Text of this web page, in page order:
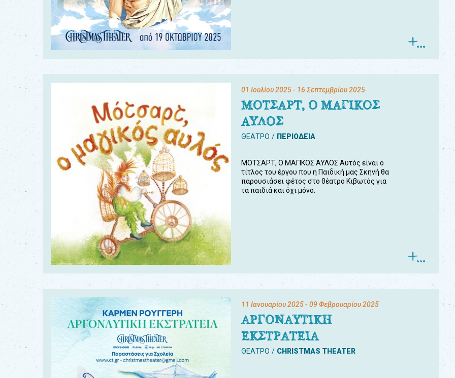
01 Ιουλίου 2025- 16 Σεπτεμβρίου 2025
ΜΟΤΣΑΡΤ, Ο ΜΑΓΙΚΟΣ
ΑΥΛΟΣ
ΘΕΑΤΡΟ ΠΕΡΙΟΔΕΙΑ
ΜΟΤΣΑΡΤ, Ο ΜΑΓΙΚΟΣ ΑΥΛΟΣ Αυτός είναι ο
τίτλος του έργου που η Παιδική μας Σκηνή θα
παρουσιάσει φέτος στο θέατρο Κιβωτός για
τα παιδιά και όχι μόνο.
11 Ιανουαρίου 2025- 09 Φεβρουαρίου 2025
ΑΡΓΟΝΑΥΤΙΚΗ
ΕΚΣΤΡΑΤΕΙΑ
ΘΕΑΤΡΟ CHRISTMAS THEATER